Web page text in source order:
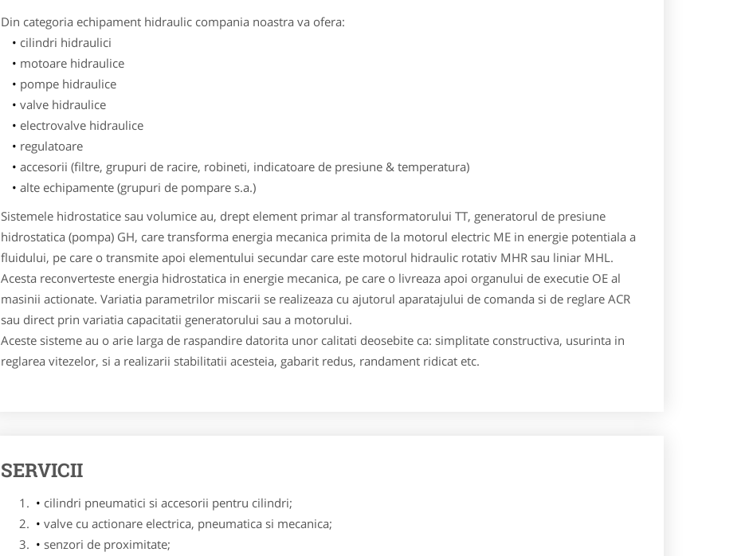
Din categoria echipament hidraulic compania noastra va ofera:
cilindri hidraulici
motoare hidraulice
pompe hidraulice
valve hidraulice
electrovalve hidraulice
regulatoare
accesorii (filtre, grupuri de racire, robineti, indicatoare de presiune & temperatura)
alte echipamente (grupuri de pompare s.a.)
Sistemele hidrostatice sau volumice au, drept element primar al transformatorului TT, generatorul de presiune
hidrostatica (pompa) GH, care transforma energia mecanica primita de la motorul electric ME in energie potentiala a
fluidului, pe care o transmite apoi elementului secundar care este motorul hidraulic rotativ MHR sau liniar MHL.
Acesta reconverteste energia hidrostatica in energie mecanica, pe care o livreaza apoi organului de executie OE al
masinii actionate. Variatia parametrilor miscarii se realizeaza cu ajutorul aparatajului de comanda si de reglare ACR
sau direct prin variatia capacitatii generatorului sau a motorului.
Aceste sisteme au o arie larga de raspandire datorita unor calitati deosebite ca: simplitate constructiva, usurinta in
reglarea vitezelor, si a realizarii stabilitatii acesteia, gabarit redus, randament ridicat etc.
SERVICII
cilindri pneumatici si accesorii pentru cilindri;
valve cu actionare electrica, pneumatica si mecanica;
senzori de proximitate;